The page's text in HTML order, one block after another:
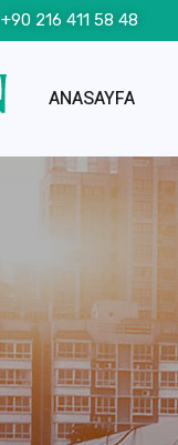
+90 216 411 58 48
ANASAYFA